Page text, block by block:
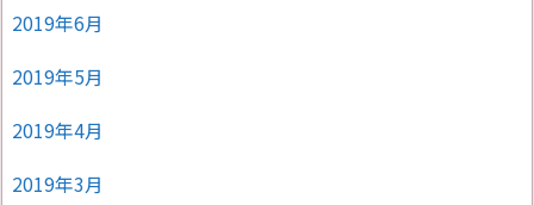
2019年6月
2019年5月
2019年4月
2019年3月